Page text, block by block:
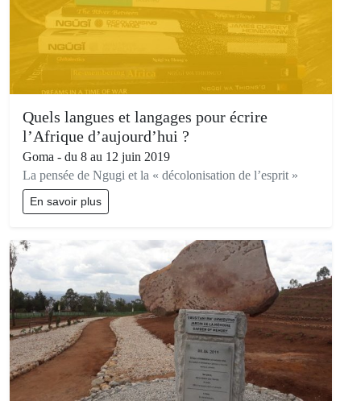
Quels langues et langages pour écrire
l’Afrique d’aujourd’hui ?
Goma - du 8 au 12 juin 2019
La pensée de Ngugi et la « décolonisation de l’esprit »
En savoir plus